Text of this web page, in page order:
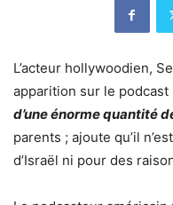
L’acteur hollywoodien,
apparition sur le podcast
d’une énorme quantité
parents ; ajoute qu’il
d’Israël ni pour des